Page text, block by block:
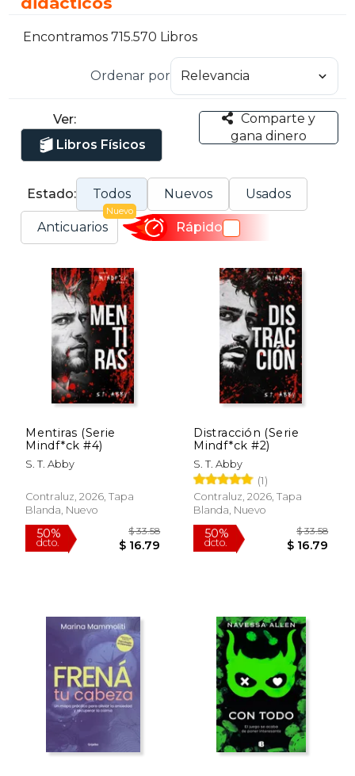
Encontramos 715.570 Libros
Ordenar por
Ver:
Libros Físicos
Comparte y
gana dinero
Estado: Todos Nuevos Usados
Anticuarios
Nuevo
Rápido
Mentiras (Serie
Mindf*ck #4)
S. T. Abby
Contraluz, 2026, Tapa
Blanda, Nuevo
50%
$ 16.79
Distracción (Serie
Mindf*ck #2)
S. T. Abby
(1)
Contraluz, 2026, Tapa
Blanda, Nuevo
50%
dcto.